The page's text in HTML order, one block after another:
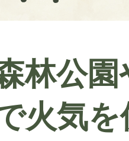
林公園
火気を